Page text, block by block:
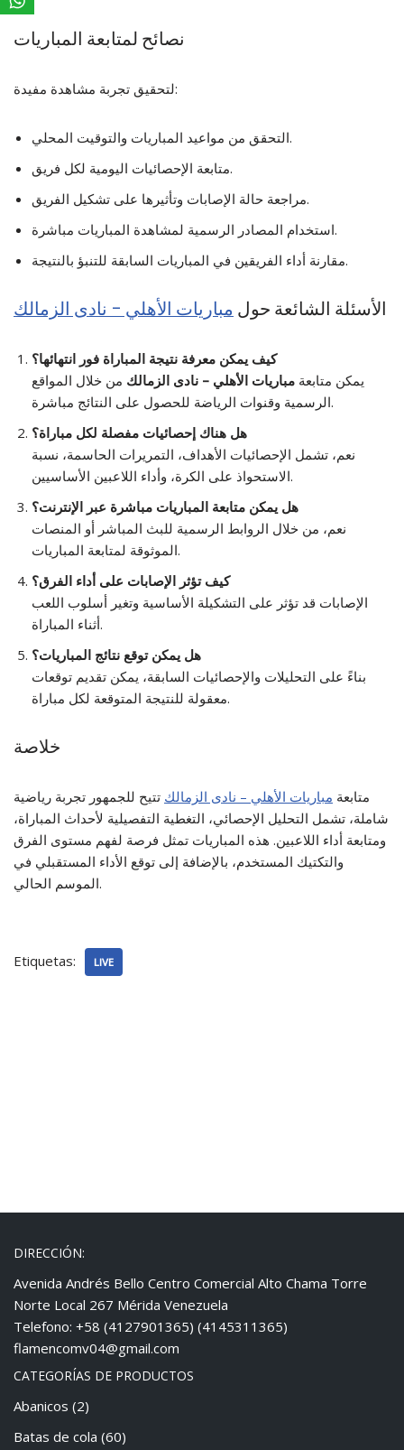
نصائح لمتابعة المباريات
لتحقيق تجربة مشاهدة مفيدة:
التحقق من مواعيد المباريات والتوقيت المحلي.
متابعة الإحصائيات اليومية لكل فريق.
مراجعة حالة الإصابات وتأثيرها على تشكيل الفريق.
استخدام المصادر الرسمية لمشاهدة المباريات مباشرة.
مقارنة أداء الفريقين في المباريات السابقة للتنبؤ بالنتيجة.
الأسئلة الشائعة حول مباريات الأهلي – نادى الزمالك
كيف يمكن معرفة نتيجة المباراة فور انتهائها؟
يمكن متابعة مباريات الأهلي – نادى الزمالك من خلال المواقع
الرسمية وقنوات الرياضة للحصول على النتائج مباشرة.
هل هناك إحصائيات مفصلة لكل مباراة؟
نعم، تشمل الإحصائيات الأهداف، التمريرات الحاسمة، نسبة
الاستحواذ على الكرة، وأداء اللاعبين الأساسيين.
هل يمكن متابعة المباريات مباشرة عبر الإنترنت؟
نعم، من خلال الروابط الرسمية للبث المباشر أو المنصات
الموثوقة لمتابعة المباريات.
كيف تؤثر الإصابات على أداء الفرق؟
الإصابات قد تؤثر على التشكيلة الأساسية وتغير أسلوب اللعب
أثناء المباراة.
هل يمكن توقع نتائج المباريات؟
بناءً على التحليلات والإحصائيات السابقة، يمكن تقديم توقعات
معقولة للنتيجة المتوقعة لكل مباراة.
خلاصة
متابعة مباريات الأهلي – نادى الزمالك تتيح للجمهور تجربة رياضية
شاملة، تشمل التحليل الإحصائي، التغطية التفصيلية لأحداث المباراة،
ومتابعة أداء اللاعبين. هذه المباريات تمثل فرصة لفهم مستوى الفرق
والتكتيك المستخدم، بالإضافة إلى توقع الأداء المستقبلي في
الموسم الحالي.
Etiquetas: LIVE
DIRECCIÓN:
Avenida Andrés Bello Centro Comercial Alto Chama Torre
Norte Local 267 Mérida Venezuela
Telefono: +58 (4127901365) (4145311365)
flamencomv04@gmail.com
CATEGORÍAS DE PRODUCTOS
Abanicos (2)
Batas de cola (60)